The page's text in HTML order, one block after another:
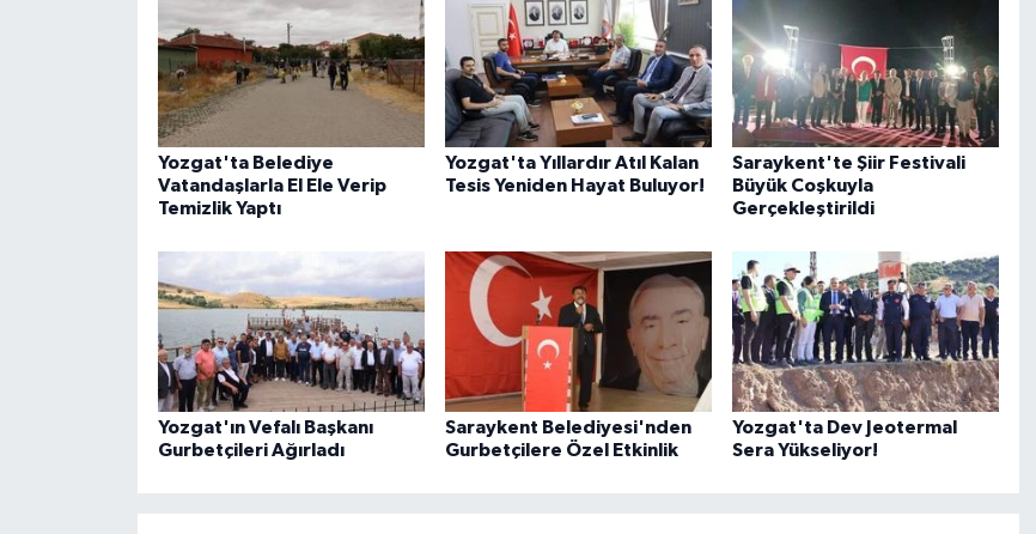
Yozgat'ta Belediye
Vatandaşlarla El Ele Verip
Temizlik Yaptı
Yozgat'ta Yıllardır Atıl Kalan
Tesis Yeniden Hayat Buluyor!
Saraykent'te Şiir Festivali
Büyük Coşkuyla
Gerçekleştirildi
Yozgat'ın Vefalı Başkanı
Gurbetçileri Ağırladı
Saraykent Belediyesi'nden
Gurbetçilere Özel Etkinlik
Yozgat'ta Dev Jeotermal
Sera Yükseliyor!